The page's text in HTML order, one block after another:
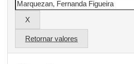
Retornar valores